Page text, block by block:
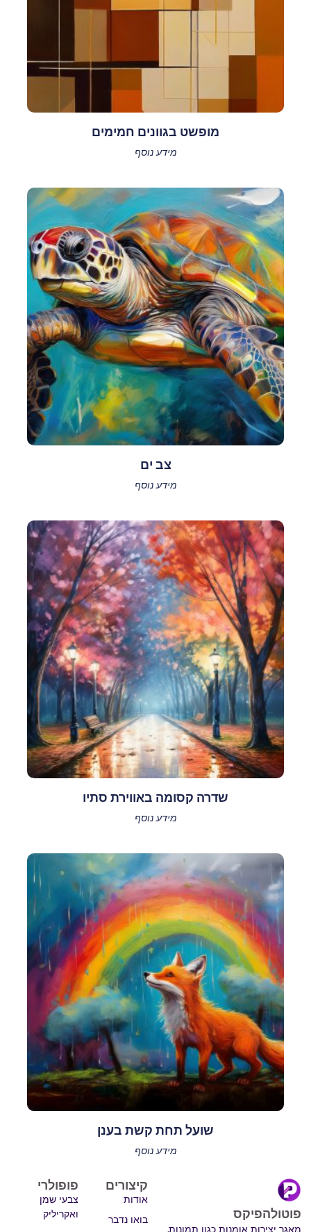
מופשט בגוונים חמימים
מידע נוסף
צב ים
מידע נוסף
שדרה קסומה באווירת סתיו
מידע נוסף
שועל תחת קשת בענן
מידע נוסף
פוטולהפיקס
מאגר יצירות אומנות כגון תמונות,
קיצורים
אודות
בואו נדבר
פופולרי
צבעי שמן
ואקריליק